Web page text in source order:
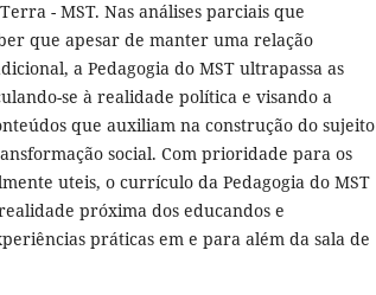
- MST. Nas análises parciais que
que apesar de manter uma relação
a Pedagogia do MST ultrapassa as
se à realidade política e visando a
que auxiliam na construção do sujeito
social. Com prioridade para os
uteis, o currículo da Pedagogia do MST
próxima dos educandos e
práticas em e para além da sala de